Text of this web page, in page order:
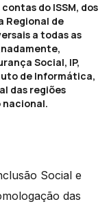
do ISSM, dos
Regional de
a todas as
Social, IP,
de Informática,
das regiões
nacional.
Social e
das